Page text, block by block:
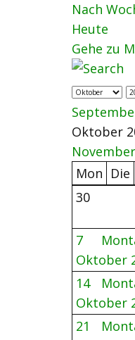
Nach
Heute
Gehe zu
Oktober
November
Mon Die
30
7
Oktober
14
Oktober
21